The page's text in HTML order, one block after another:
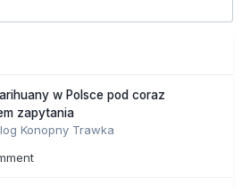
w Polsce pod coraz
zapytania
Konopny Trawka